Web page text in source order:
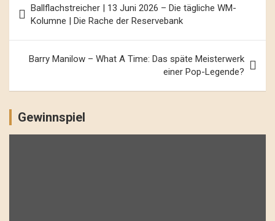
Navigation
Ballflachstreicher | 13 Juni 2026 – Die tägliche WM-
Kolumne | Die Rache der Reservebank
Barry Manilow – What A Time: Das späte Meisterwerk
einer Pop-Legende?
Gewinnspiel